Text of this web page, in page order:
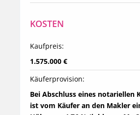
KOSTEN
Kaufpreis:
1.575.000 €
Käuferprovision:
Bei Abschluss eines notariellen
ist vom Käufer an den Makler